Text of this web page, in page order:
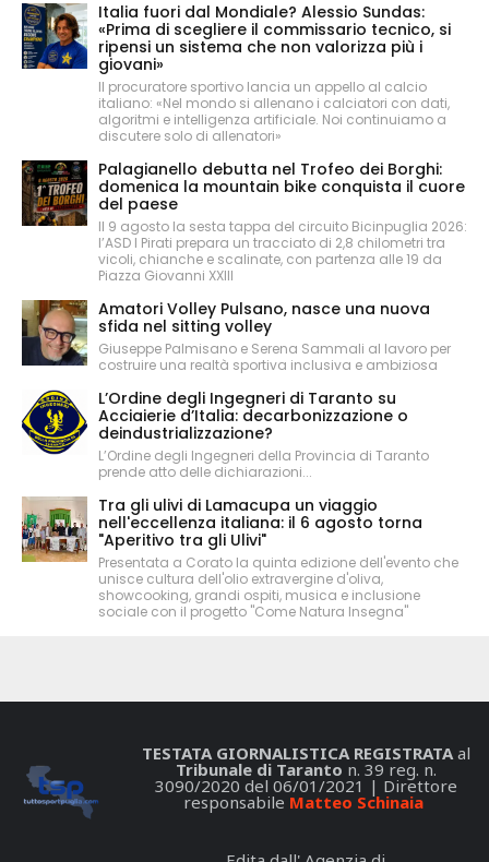
Italia fuori dal Mondiale? Alessio Sundas:
«Prima di scegliere il commissario tecnico, si
ripensi un sistema che non valorizza più i
giovani»
Il procuratore sportivo lancia un appello al calcio
italiano: «Nel mondo si allenano i calciatori con dati,
algoritmi e intelligenza artificiale. Noi continuiamo a
discutere solo di allenatori»
Palagianello debutta nel Trofeo dei Borghi:
domenica la mountain bike conquista il cuore
del paese
Il 9 agosto la sesta tappa del circuito Bicinpuglia 2026:
l’ASD I Pirati prepara un tracciato di 2,8 chilometri tra
vicoli, chianche e scalinate, con partenza alle 19 da
Piazza Giovanni XXIII
Amatori Volley Pulsano, nasce una nuova
sfida nel sitting volley
Giuseppe Palmisano e Serena Sammali al lavoro per
costruire una realtà sportiva inclusiva e ambiziosa
L’Ordine degli Ingegneri di Taranto su
Acciaierie d’Italia: decarbonizzazione o
deindustrializzazione?
L’Ordine degli Ingegneri della Provincia di Taranto
prende atto delle dichiarazioni...
Tra gli ulivi di Lamacupa un viaggio
nell'eccellenza italiana: il 6 agosto torna
"Aperitivo tra gli Ulivi"
Presentata a Corato la quinta edizione dell'evento che
unisce cultura dell'olio extravergine d'oliva,
showcooking, grandi ospiti, musica e inclusione
sociale con il progetto "Come Natura Insegna"
TESTATA GIORNALISTICA REGISTRATAal
Tribunale di Taranto n. 39 reg. n.
3090/2020 del 06/01/2021 | Direttore
responsabile Matteo Schinaia